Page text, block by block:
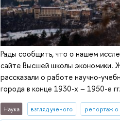
Рады сообщить, что о нашем
сайте Высшей школы
рассказали о работе научно-
города в конце 1930-х – 1950-е
Наука взгляд ученого репортаж о